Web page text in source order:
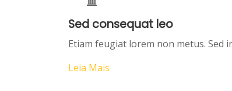
Sed consequat leo
Etiam feugiat lorem non metus. Sed
Leia Mais